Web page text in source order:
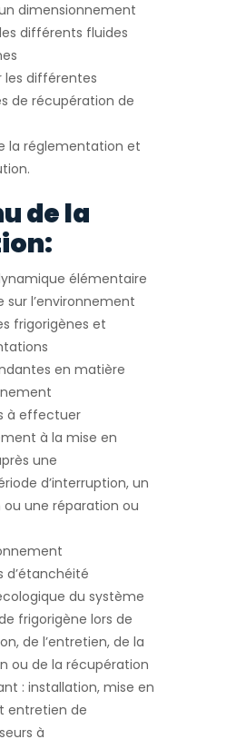
dimensionnement
différents fluides
les différentes
de récupération de
la réglementation et
de la
élémentaire
sur l’environnement
frigorigènes et
en matière
à effectuer
à la mise en
une
d’interruption, un
une réparation ou
d’étanchéité
du système
frigorigène lors de
de l’entretien, de la
ou de la récupération
: installation, mise en
entretien de
à